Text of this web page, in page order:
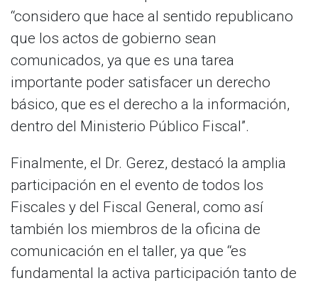
“considero que hace al sentido republicano
que los actos de gobierno sean
comunicados, ya que es una tarea
importante poder satisfacer un derecho
básico, que es el derecho a la información,
dentro del Ministerio Público Fiscal”.
Finalmente, el Dr. Gerez, destacó la amplia
participación en el evento de todos los
Fiscales y del Fiscal General, como así
también los miembros de la oficina de
comunicación en el taller, ya que “es
fundamental la activa participación tanto de